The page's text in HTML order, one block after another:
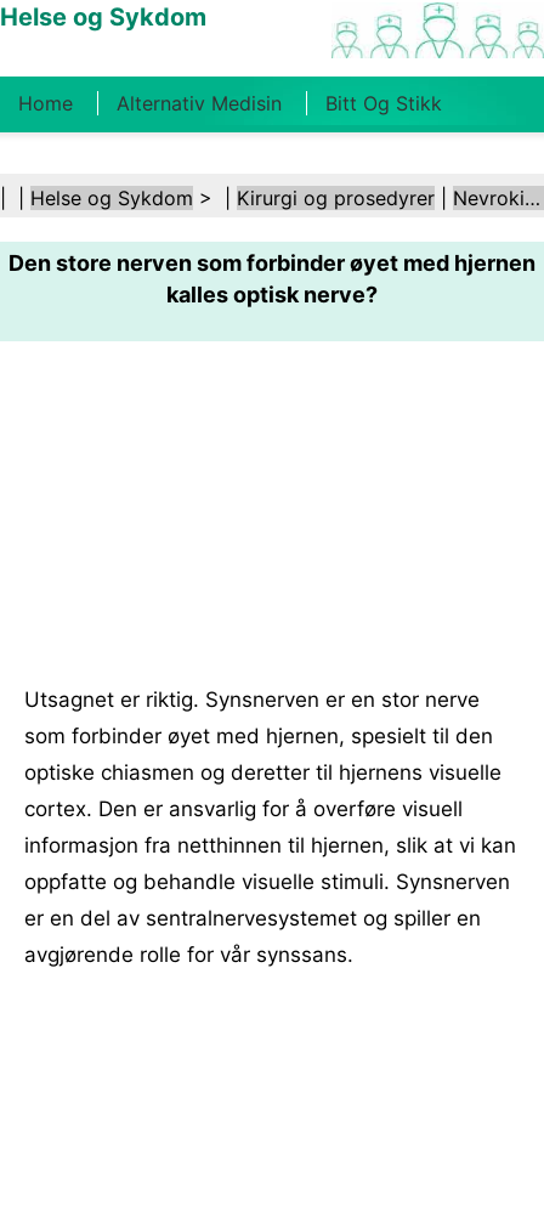
Helse og Sykdom
Home Alternativ Medisin Bitt Og Stikk
Kosthold Og Ernæring Familiehelse
Helsebransjen Psykisk Helse Folkehelse Og
Helse og Sykdom > | Kirurgi og prosedyrer Nevrokirurgi
Den store nerven som forbinder øyet med hjernen
kalles optisk nerve?
Utsagnet er riktig. Synsnerven er en stor nerve
som forbinder øyet med hjernen, spesielt til den
optiske chiasmen og deretter til hjernens visuelle
cortex. Den er ansvarlig for å overføre visuell
informasjon fra netthinnen til hjernen, slik at vi kan
oppfatte og behandle visuelle stimuli. Synsnerven
er en del av sentralnervesystemet og spiller en
avgjørende rolle for vår synssans.